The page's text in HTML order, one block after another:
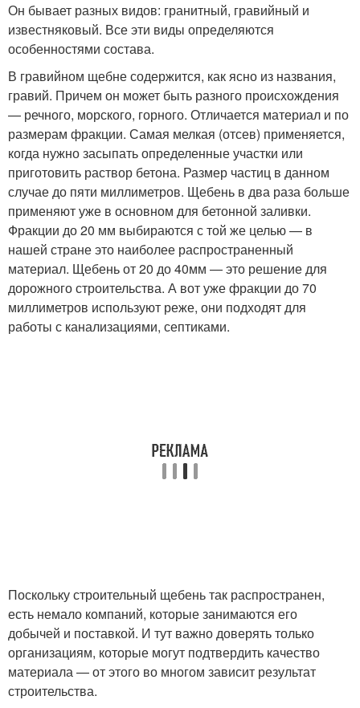
Он бывает разных видов: гранитный, гравийный и
известняковый. Все эти виды определяются
особенностями состава.
В гравийном щебне содержится, как ясно из названия,
гравий. Причем он может быть разного происхождения
— речного, морского, горного. Отличается материал и по
размерам фракции. Самая мелкая (отсев) применяется,
когда нужно засыпать определенные участки или
приготовить раствор бетона. Размер частиц в данном
случае до пяти миллиметров. Щебень в два раза больше
применяют уже в основном для бетонной заливки.
Фракции до 20 мм выбираются с той же целью — в
нашей стране это наиболее распространенный
материал. Щебень от 20 до 40мм — это решение для
дорожного строительства. А вот уже фракции до 70
миллиметров используют реже, они подходят для
работы с канализациями, септиками.
Поскольку строительный щебень так распространен,
есть немало компаний, которые занимаются его
добычей и поставкой. И тут важно доверять только
организациям, которые могут подтвердить качество
материала — от этого во многом зависит результат
строительства.